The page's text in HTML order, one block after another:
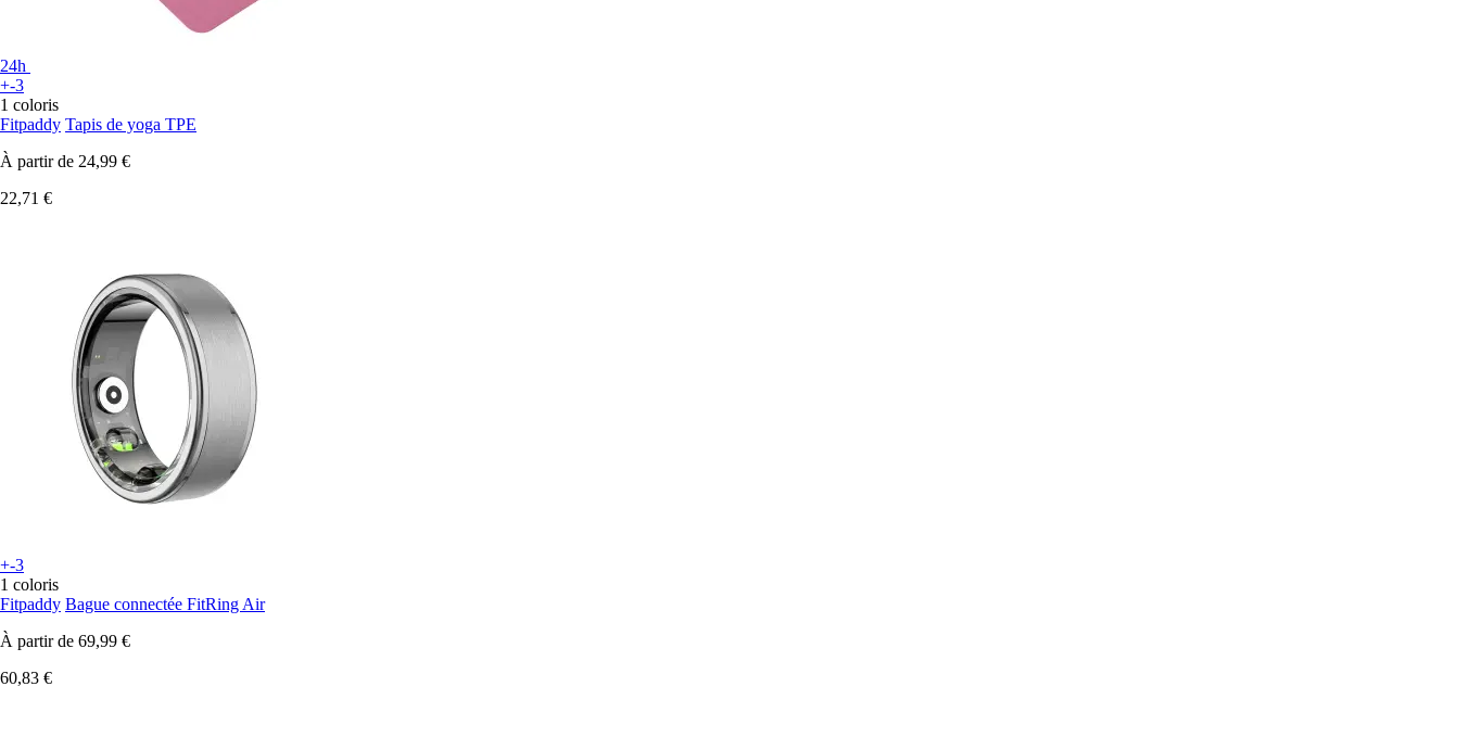
24h
+-3
1 coloris
Fitpaddy Tapis de yoga TPE
À partir de 24,99 €
22,71 €
+-3
1 coloris
Fitpaddy Bague connectée FitRing Air
À partir de 69,99 €
60,83 €